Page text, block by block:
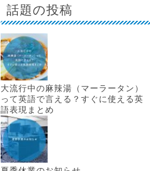
話題の投稿
大流行中の麻辣湯（マーラータン）
って英語で言える？すぐに使える英
語表現まとめ